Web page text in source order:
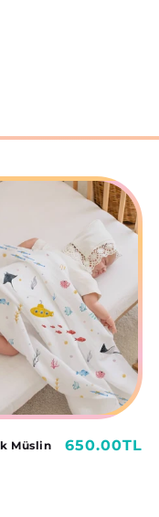
Müslin
Normal
650.00TL